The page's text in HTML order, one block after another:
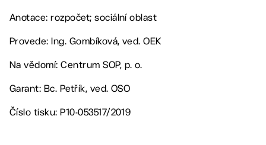
Anotace: rozpočet; sociální oblast
Provede: Ing. Gombíková, ved. OEK
Na vědomí: Centrum SOP, p. o.
Garant: Bc. Petřík, ved. OSO
Číslo tisku: P10-053517/2019